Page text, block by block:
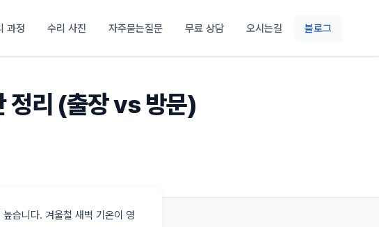
과정 수리 사진 자주묻는질문 무료 상담 오시는길 블로그
정리 (출장 vs 방문)
습니다. 겨울철 새벽 기온이 영